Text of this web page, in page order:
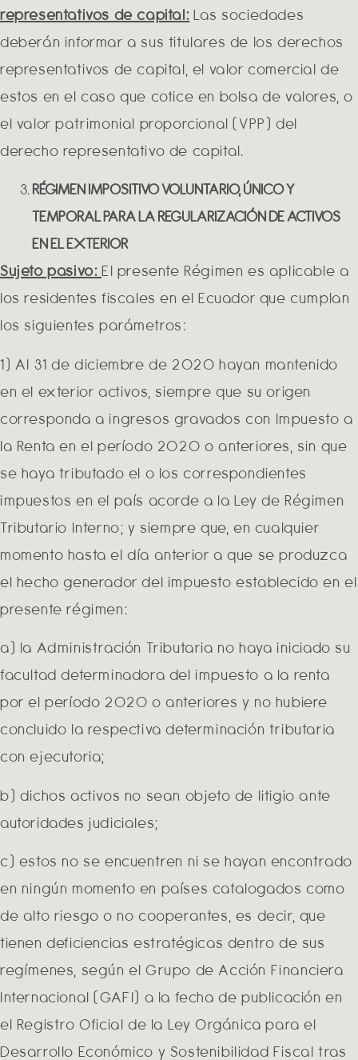
representativos de capital: Las sociedades
deberán informar a sus titulares de los derechos
representativos de capital, el valor comercial de
estos en el caso que cotice en bolsa de valores, o
el valor patrimonial proporcional (VPP) del
derecho representativo de capital.
RÉGIMEN IMPOSITIVO VOLUNTARIO, ÚNICO Y
TEMPORAL PARA LA REGULARIZACIÓN DE ACTIVOS
EN EL EXTERIOR
Sujeto pasivo: El presente Régimen es aplicable a
los residentes fiscales en el Ecuador que cumplan
los siguientes parámetros:
1) Al 31 de diciembre de 2020 hayan mantenido
en el exterior activos, siempre que su origen
corresponda a ingresos gravados con Impuesto a
la Renta en el período 2020 o anteriores, sin que
se haya tributado el o los correspondientes
impuestos en el país acorde a la Ley de Régimen
Tributario Interno; y siempre que, en cualquier
momento hasta el día anterior a que se produzca
el hecho generador del impuesto establecido en el
presente régimen:
a) la Administración Tributaria no haya iniciado su
facultad determinadora del impuesto a la renta
por el período 2020 o anteriores y no hubiere
concluido la respectiva determinación tributaria
con ejecutoria;
b) dichos activos no sean objeto de litigio ante
autoridades judiciales;
c) estos no se encuentren ni se hayan encontrado
en ningún momento en países catalogados como
de alto riesgo o no cooperantes, es decir, que
tienen deficiencias estratégicas dentro de sus
regímenes, según el Grupo de Acción Financiera
Internacional (GAFI) a la fecha de publicación en
el Registro Oficial de la Ley Orgánica para el
Desarrollo Económico y Sostenibilidad Fiscal tras